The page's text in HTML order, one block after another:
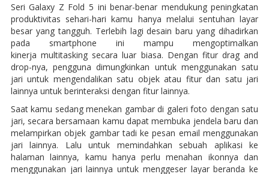
Seri Galaxy Z Fold 5 ini benar-benar mendukung peningkatan
produktivitas sehari-hari kamu hanya melalui sentuhan layar
besar yang tangguh. Terlebih lagi desain baru yang dihadirkan
pada smartphone ini mampu mengoptimalkan
kinerja multitasking secara luar biasa. Dengan fitur drag and
drop-nya, pengguna dimungkinkan untuk menggunakan satu
jari untuk mengendalikan satu objek atau fitur dan satu jari
lainnya untuk berinteraksi dengan fitur lainnya.
Saat kamu sedang menekan gambar di galeri foto dengan satu
jari, secara bersamaan kamu dapat membuka jendela baru dan
melampirkan objek gambar tadi ke pesan email menggunakan
jari lainnya. Lalu untuk memindahkan sebuah aplikasi ke
halaman lainnya, kamu hanya perlu menahan ikonnya dan
menggunakan jari lainnya untuk menggeser layar beranda ke